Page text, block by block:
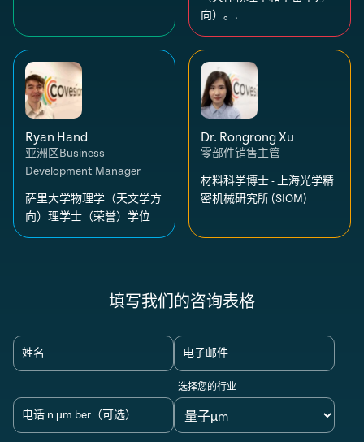
向）。.
Ryan Hand
亚洲区Business
Development Manager
萨里大学物理学（天文学方
向）理学士（荣誉）学位
Dr. Rongrong Xu
零部件销售主管
材料科学博士 - 上海光学精
密机械研究所 (SIOM)
填写我们的咨询表格
姓名 电子邮件
电话 n µm ber（可选）
选择您的行业